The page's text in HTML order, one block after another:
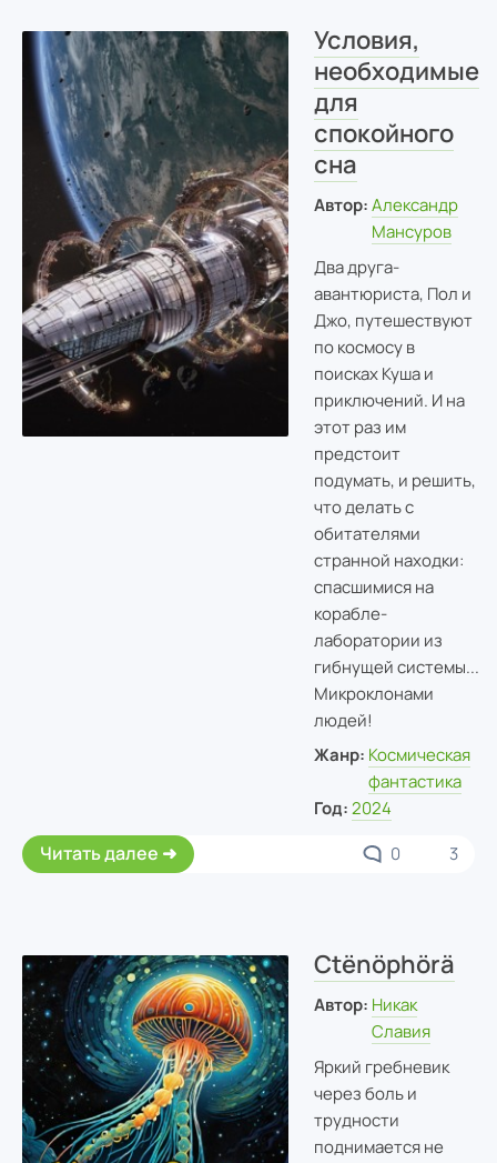
Условия,
необходимые
для
спокойного
сна
Автор: Александр
Мансуров
Два друга-
авантюриста, Пол и
Джо, путешествуют
по космосу в
поисках Куша и
приключений. И на
этот раз им
предстоит
подумать, и решить,
что делать с
обитателями
странной находки:
спасшимися на
корабле-
лаборатории из
гибнущей системы...
Микроклонами
людей!
Жанр: Космическая
фантастика
Год: 2024
Читать далее 0 3
Ctënöphörä
Автор: Никак
Славия
Яркий гребневик
через боль и
трудности
поднимается не